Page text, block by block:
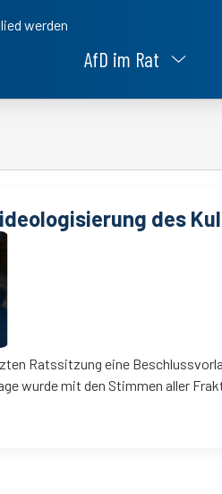
werden
AfD im Rat
des
Ratssitzung eine
wurde mit den Stimmen aller